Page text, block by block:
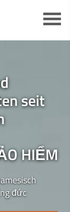
seit
HIỂM
đức